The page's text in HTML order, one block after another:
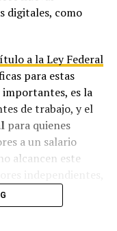
digitales, como
a la Ley Federal
para estas
importantes, es la
de trabajo, y el
para quienes
a un salario
alcancen este